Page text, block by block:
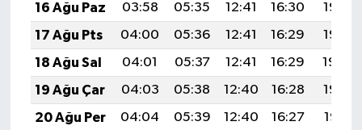
16 Ağu Paz
03:58 05:35 12:41 16:30
19:37
17 Ağu Pts
04:00 05:36 12:41 16:29
19:36
18 Ağu Sal
04:01 05:37 12:41 16:29
19:34
19 Ağu Çar
04:03 05:38 12:40 16:28
19:33
20 Ağu Per
04:04 05:39 12:40 16:27
19:31